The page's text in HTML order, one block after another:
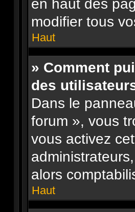
en haut des
modifier tous
Haut
» Comment
des
Dans le
forum », vous
vous activez
alors
Haut